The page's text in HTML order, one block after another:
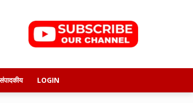
LOGIN
भारत ने अग्नि-4 मिसाइल का सफल
कंट्रोल सिस्टम से लैस, 4000km की
लगा सकती है
होम की सलाह:बद्रीनाथ हाईवे बंद, केदारनाथ में
में गंगा वॉर्निंग लेवल पार